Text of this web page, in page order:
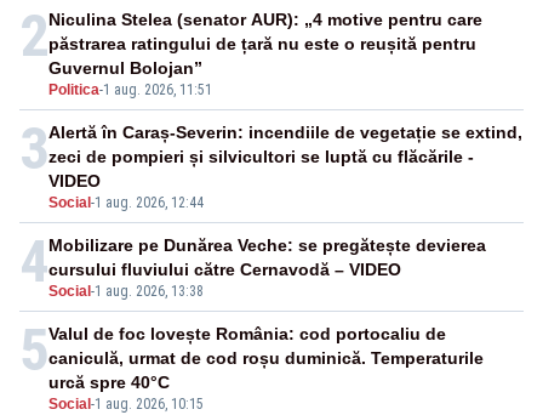
2
Politica-1 aug. 2026, 11:51
Niculina Stelea (senator AUR): „4 motive pentru care
păstrarea ratingului de țară nu este o reușită pentru
Guvernul Bolojan”
3
Social -1 aug. 2026, 12:44
Alertă în Caraș-Severin: incendiile de vegetație se extind,
zeci de pompieri și silvicultori se luptă cu flăcările -
VIDEO
4Social -1 aug. 2026, 13:38
Mobilizare pe Dunărea Veche: se pregătește devierea
cursului fluviului către Cernavodă – VIDEO
5
Social -1 aug. 2026, 10:15
Valul de foc lovește România: cod portocaliu de
caniculă, urmat de cod roșu duminică. Temperaturile
urcă spre 40°C